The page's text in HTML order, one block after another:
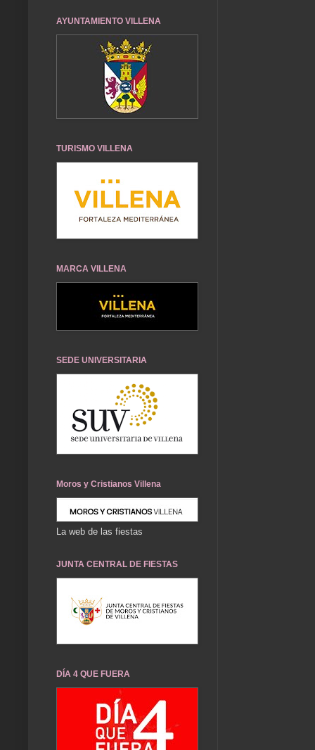
AYUNTAMIENTO VILLENA
TURISMO VILLENA
MARCA VILLENA
SEDE UNIVERSITARIA
Moros y Cristianos Villena
La web de las fiestas
JUNTA CENTRAL DE FIESTAS
DÍA 4 QUE FUERA